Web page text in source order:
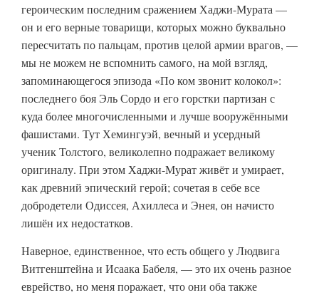
героическим последним сражением Хаджи-Мурата —
он и его верные товарищи, которых можно буквально
пересчитать по пальцам, против целой армии врагов, —
мы не можем не вспомнить самого, на мой взгляд,
запоминающегося эпизода «По ком звонит колокол»:
последнего боя Эль Сордо и его горстки партизан с
куда более многочисленными и лучше вооружёнными
фашистами. Тут Хемингуэй, вечный и усердный
ученик Толстого, великолепно подражает великому
оригиналу. При этом Хаджи-Мурат живёт и умирает,
как древний эпический герой; сочетая в себе все
добродетели Одиссея, Ахиллеса и Энея, он начисто
лишён их недостатков.
Наверное, единственное, что есть общего у Людвига
Витгенштейна и Исаака Бабеля, — это их очень разное
еврейство, но меня поражает, что они оба также